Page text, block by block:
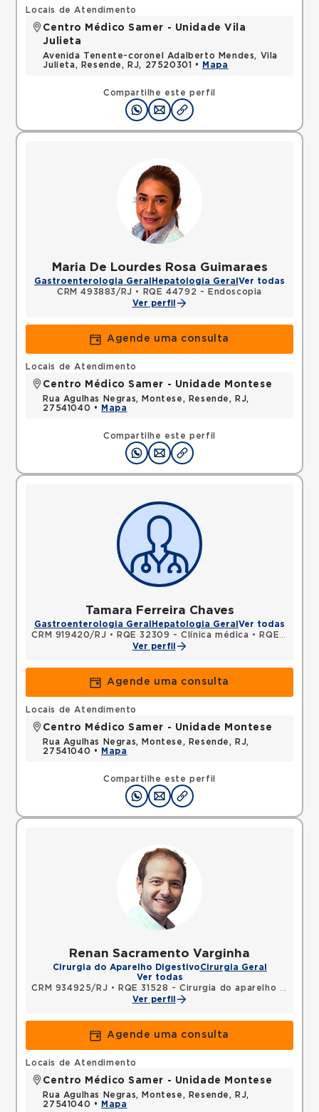
Compartilhe este perfil
Locais de Atendimento
Centro Médico Samer - Unidade Vila
Julieta
Avenida Tenente-coronel Adalberto Mendes, Vila
Julieta, Resende, RJ, 27520301 •
Mapa
Maria De Lourdes Rosa Guimaraes
Gastroenterologia Geral Hepatologia Geral Ver todas
CRM 493883/RJ •
RQE 44792 - Endoscopia
Ver perfil
Agende uma consulta
Compartilhe este perfil
Locais de Atendimento
Centro Médico Samer - Unidade Montese
Rua Agulhas Negras, Montese, Resende, RJ,
27541040 •
Mapa
Tamara Ferreira Chaves
Gastroenterologia Geral Hepatologia Geral Ver todas
CRM 919420/RJ • RQE 32309 - Clínica médica •
RQE 32310 - Gastroenterologia
Ver perfil
Agende uma consulta
Compartilhe este perfil
Locais de Atendimento
Centro Médico Samer - Unidade Montese
Rua Agulhas Negras, Montese, Resende, RJ,
27541040 •
Mapa
Renan Sacramento Varginha
Cirurgia do Aparelho DigestivoCirurgia Geral
Ver todas
CRM 934925/RJ •
RQE 31528 - Cirurgia do aparelho digestivo
Ver perfil
Agende uma consulta
Locais de Atendimento
Centro Médico Samer - Unidade Montese
Rua Agulhas Negras, Montese, Resende, RJ,
27541040 •
Mapa